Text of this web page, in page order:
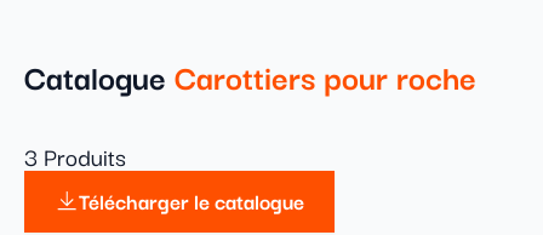
CatalogueCarottiers pour roche
3 Produits
Télécharger le catalogue